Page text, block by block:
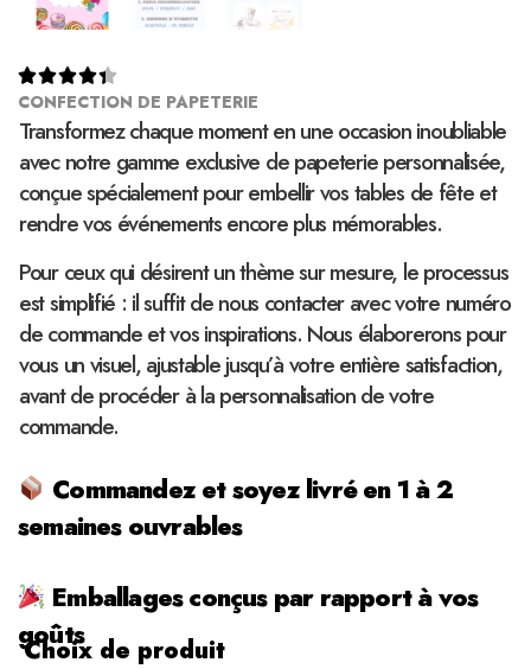

CONFECTION DE PAPETERIE
Transformez chaque moment en une occasion inoubliable
avec notre gamme exclusive de papeterie personnalisée,
conçue spécialement pour embellir vos tables de fête et
rendre vos événements encore plus mémorables.
Pour ceux qui désirent un thème sur mesure, le processus
est simplifié : il suffit de nous contacter avec votre numéro
de commande et vos inspirations. Nous élaborerons pour
vous un visuel, ajustable jusqu’à votre entière satisfaction,
avant de procéder à la personnalisation de votre
commande.
Commandez et soyez livré en 1 à 2
semaines ouvrables
Emballages conçus par rapport à vos
goûts
Choix de produit